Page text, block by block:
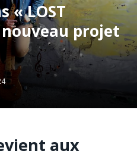
« LOST
nouveau projet
aux